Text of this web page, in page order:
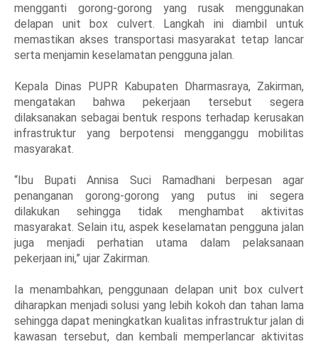
mengganti gorong-gorong yang rusak menggunakan
delapan unit box culvert. Langkah ini diambil untuk
memastikan akses transportasi masyarakat tetap lancar
serta menjamin keselamatan pengguna jalan.
Kepala Dinas PUPR Kabupaten Dharmasraya, Zakirman,
mengatakan bahwa pekerjaan tersebut segera
dilaksanakan sebagai bentuk respons terhadap kerusakan
infrastruktur yang berpotensi mengganggu mobilitas
masyarakat.
“Ibu Bupati Annisa Suci Ramadhani berpesan agar
penanganan gorong-gorong yang putus ini segera
dilakukan sehingga tidak menghambat aktivitas
masyarakat. Selain itu, aspek keselamatan pengguna jalan
juga menjadi perhatian utama dalam pelaksanaan
pekerjaan ini,” ujar Zakirman.
Ia menambahkan, penggunaan delapan unit box culvert
diharapkan menjadi solusi yang lebih kokoh dan tahan lama
sehingga dapat meningkatkan kualitas infrastruktur jalan di
kawasan tersebut, dan kembali memperlancar aktivitas